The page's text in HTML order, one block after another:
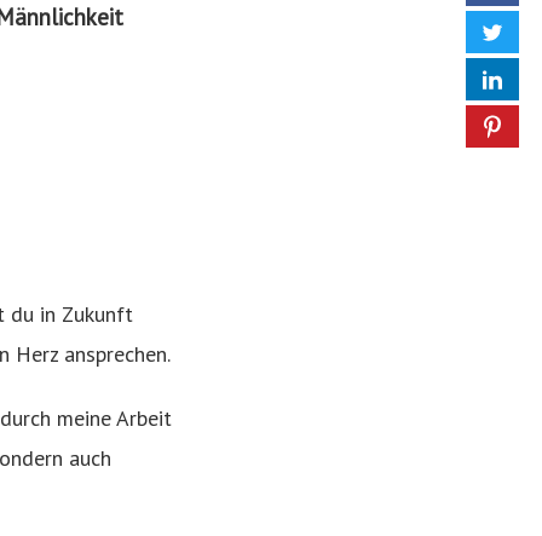
du in Zukunft
Herz ansprechen.
meine Arbeit
auch